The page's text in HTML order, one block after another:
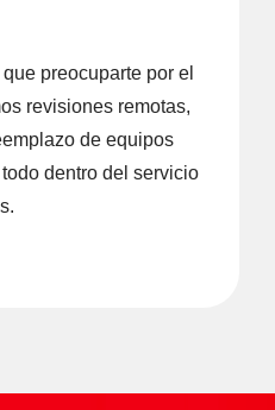
preocuparte por el
revisiones remotas,
de equipos
dentro del servicio